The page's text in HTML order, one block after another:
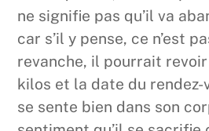
ne signifie pas qu’il va
car s’il y pense, ce n’est
revanche, il pourrait
kilos et la date du rendez-
se sente bien dans son